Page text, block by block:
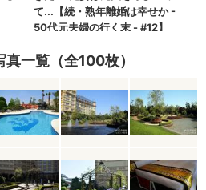
真一覧（全100枚）